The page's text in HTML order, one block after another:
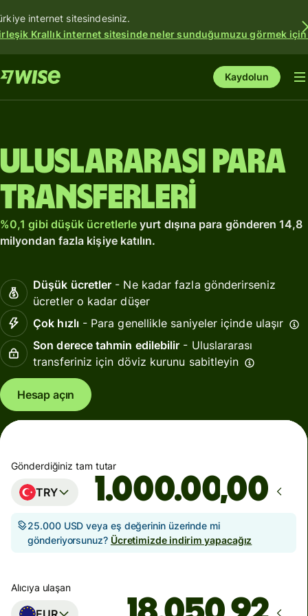
internet sitesindesiniz.
Krallık internet sitesinde neler sunduğumuzu görmek için
Kaydolun
Uluslararası para
transferleri
%0,1 gibi düşük ücretlerle yurt dışına para gönderen 14,8
milyondan fazla kişiye katılın.
Düşük ücretler - Ne kadar fazla gönderirseniz
ücretler o kadar düşer
Çok hızlı- Para genellikle saniyeler içinde ulaşır
Son derece tahmin edilebilir - Uluslararası
transferiniz için döviz kurunu sabitleyin
Hesap açın
Gönderdiğiniz tam tutar
TRY ,00
25.000 USD veya eş değerinin üzerinde mi
gönderiyorsunuz? Ücretimizde indirim yapacağız
Alıcıya ulaşan